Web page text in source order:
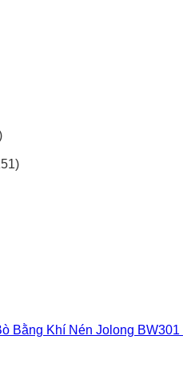
Bằng Khí Nén Jolong BW301